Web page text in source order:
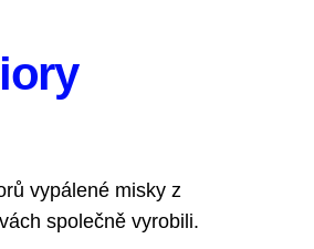
vypálené misky z
společně vyrobili.